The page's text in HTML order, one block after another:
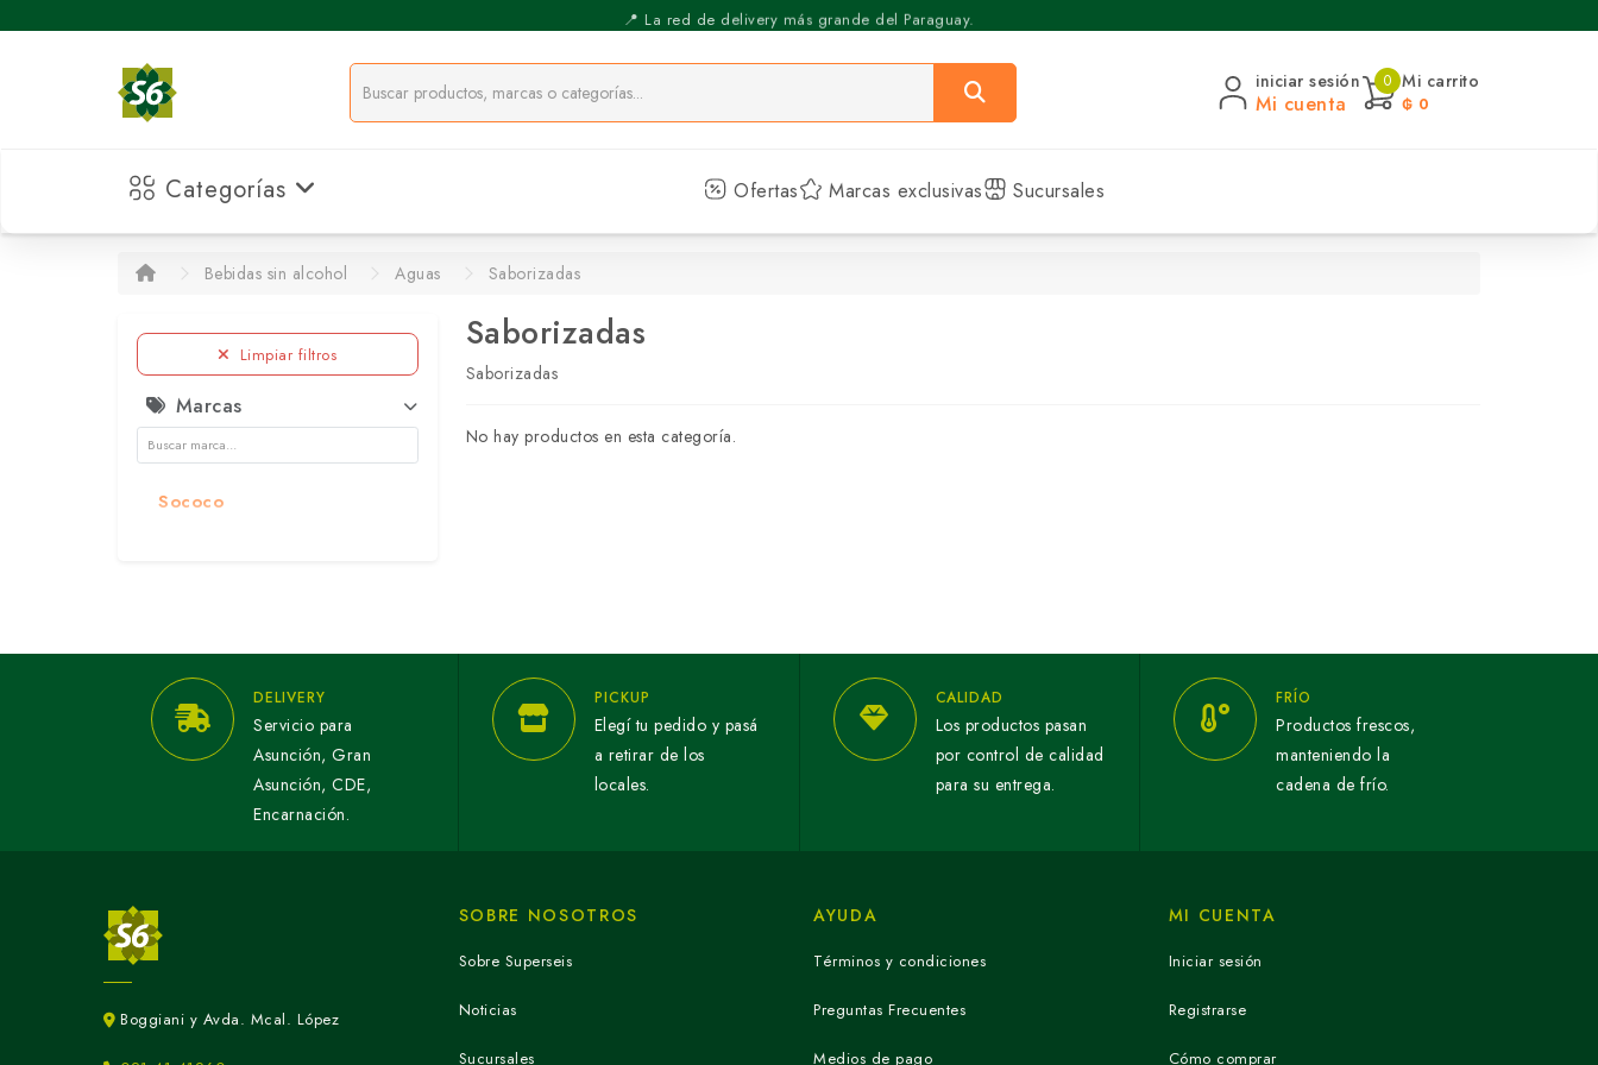
📍 La red de delivery más grande del Paraguay.
⚡️ Pickup Express - Retirás en 30 min.
iniciar sesión
Mi cuenta
0 Mi carrito
₲ 0
Categorías Ofertas Marcas exclusivas Sucursales
Bebidas sin alcohol Aguas Saborizadas
Limpiar filtros
Marcas
Sococo
Saborizadas
Saborizadas
No hay productos en esta categoría.
DELIVERY
Servicio para
Asunción, Gran
Asunción, CDE,
Encarnación.
PICKUP
Elegí tu pedido y pasá
a retirar de los
locales.
CALIDAD
Los productos pasan
por control de calidad
para su entrega.
FRÍO
Productos frescos,
manteniendo la
cadena de frío.
Boggiani y Avda. Mcal. López
SOBRE NOSOTROS
Sobre Superseis
Noticias
Sucursales
AYUDA
Términos y condiciones
Preguntas Frecuentes
Medios de pago
MI CUENTA
Iniciar sesión
Registrarse
Cómo comprar